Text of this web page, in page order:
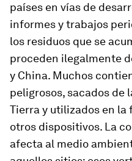
países en vías de
informes y trabajos
los residuos que se
proceden ilegalmente
y China. Muchos
peligrosos, sacados de
Tierra y utilizados en
otros dispositivos. La
afecta al medio